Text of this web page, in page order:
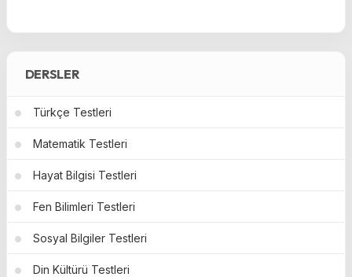
DERSLER
Türkçe Testleri
Matematik Testleri
Hayat Bilgisi Testleri
Fen Bilimleri Testleri
Sosyal Bilgiler Testleri
Din Kültürü Testleri